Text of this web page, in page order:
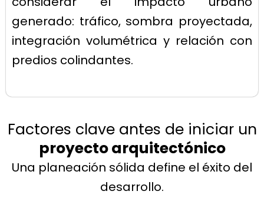
generado: tráfico, sombra proyectada,
integración volumétrica y relación con
predios colindantes.
Factores clave antes de iniciar un
proyecto arquitectónico
Una planeación sólida define el éxito del
desarrollo.